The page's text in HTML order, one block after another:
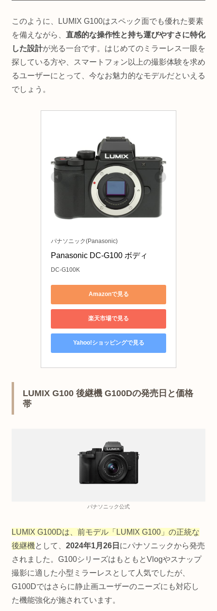
このように、LUMIX G100はスペック面でも優れた要素
を備えながら、 直感的な操作性と持ち運びやすさに特化
した設計が光る一台です。はじめてのミラーレス一眼を
探している方や、スマートフォン以上の撮影体験を求め
るユーザーにとって、今なお魅力的なモデルだといえる
でしょう。
パナソニック(Panasonic)
Panasonic DC-G100 ボディ
DC-G100K
Amazonで見る
楽天市場で見る
Yahoo!ショッピングで見る
LUMIX G100 後継機 G100Dの発売日と価格
帯
パナソニック公式
LUMIX G100Dは、前モデル「LUMIX G100」の正統な
後継機として、 2024年1月26日 にパナソニックから発売
されました。G100シリーズはもともとVlogやスナップ
撮影に適した小型ミラーレスとして人気でしたが、
G100Dではさらに静止画ユーザーのニーズにも対応し
た機能強化が施されています。